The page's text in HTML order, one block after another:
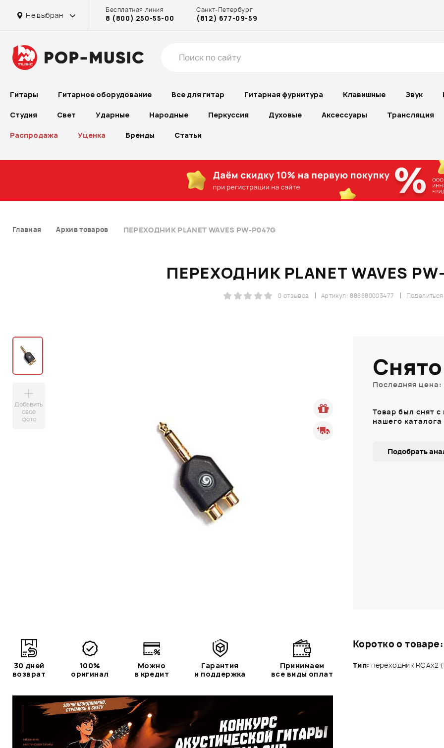
Не выбран
Бесплатная линия
8 (800) 250-55-00
Санкт-Петербург
(812) 677-09-59
Гитары Гитарное оборудование Все для гитар Гитарная фурнитура Клавишные Звук
Студия Свет Ударные Народные Перкуссия Духовые Аксессуары Трансляция
Распродажа Уценка Бренды Статьи
Главная Архив товаров ПЕРЕХОДНИК PLANET WAVES PW-P047G
ПЕРЕХОДНИК PLANET WAVES
Поделиться
Артикул: 888880003477
0 отзывов
Добавить
свое
фото
Коротко о товаре:
Тип: переходник RCAx2
Последняя цена:
Товар был снят
нашего каталога
Подобрать
30 дней
возврат
100%
оригинал
Можно
в кредит
Гарантия
и поддержка
Принимаем
все виды оплат